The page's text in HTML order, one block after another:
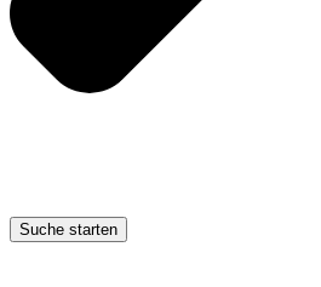
Suche starten